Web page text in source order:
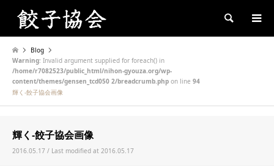
Search
Blog
Warning: Invalid argument supplied for foreach() in
/home/r7082523/public_html/nihon-gyouza.org/wp-
content/themes/gensen_tcd050 2/breadcrumb.php on line 94
輝く-餃子協会画像
輝く-餃子協会画像
2016.05.17 / Last modified at 2016.05.17